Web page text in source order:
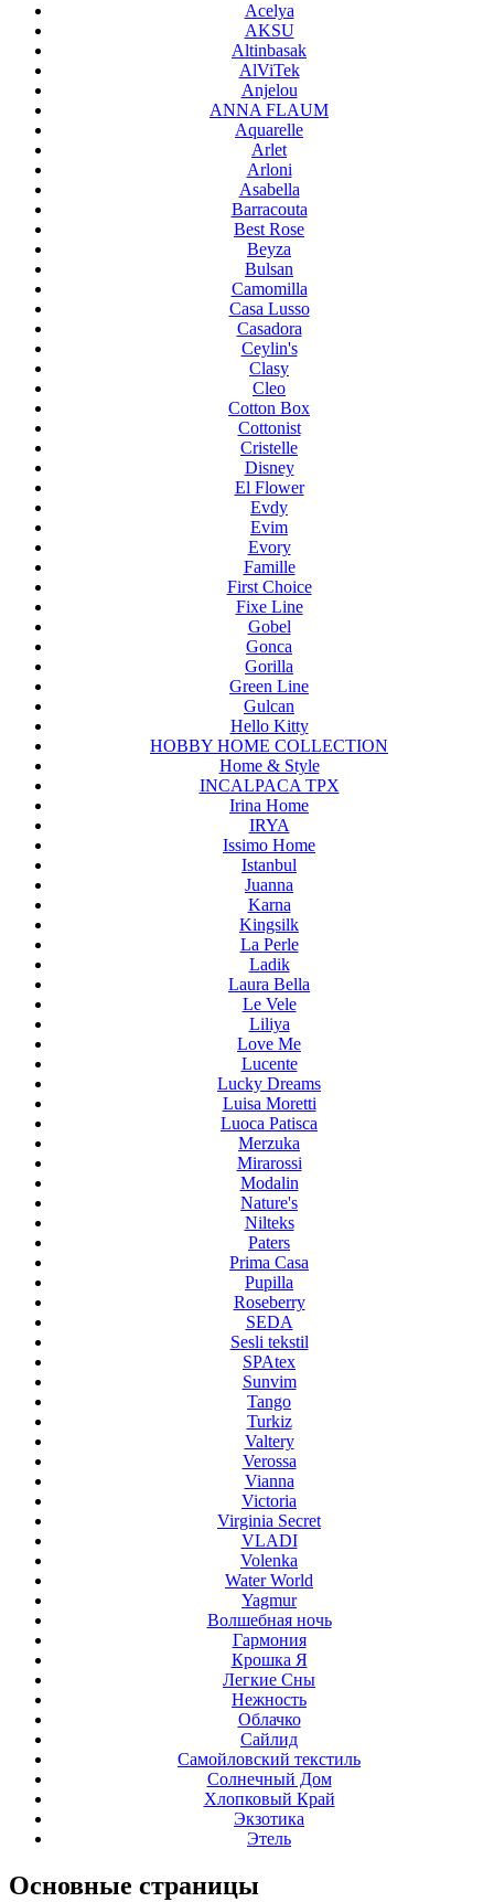
Acelya
AKSU
Altinbasak
AlViTek
Anjelou
ANNA FLAUM
Aquarelle
Arlet
Arloni
Asabella
Barracouta
Best Rose
Beyza
Bulsan
Camomilla
Casa Lusso
Casadora
Ceylin's
Clasy
Cleo
Cotton Box
Cottonist
Cristelle
Disney
El Flower
Evdy
Evim
Evory
Famille
First Choice
Fixe Line
Gobel
Gonca
Gorilla
Green Line
Gulcan
Hello Kitty
HOBBY HOME COLLECTION
Home & Style
INCALPACA TPX
Irina Home
IRYA
Issimo Home
Istanbul
Juanna
Karna
Kingsilk
La Perle
Ladik
Laura Bella
Le Vele
Liliya
Love Me
Lucente
Lucky Dreams
Luisa Moretti
Luoca Patisca
Merzuka
Mirarossi
Modalin
Nature's
Nilteks
Paters
Prima Casa
Pupilla
Roseberry
SEDA
Sesli tekstil
SPAtex
Sunvim
Tango
Turkiz
Valtery
Verossa
Vianna
Victoria
Virginia Secret
VLADI
Volenka
Water World
Yagmur
Волшебная ночь
Гармония
Крошка Я
Легкие Сны
Нежность
Облачко
Сайлид
Самойловский текстиль
Солнечный Дом
Хлопковый Край
Экзотика
Этель
Основные страницы